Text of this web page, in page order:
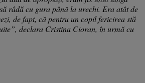
râdă cu gura până la urechi. Era atât de
de fapt, că pentru un copil fericirea stă
declara Cristina Cioran, în urmă cu